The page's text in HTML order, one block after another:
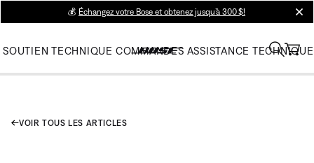
💰 Échangez votre Bose et obtenez jusqu’à 300 $!
SOUTIEN TECHNIQUE COMMANDES ASSISTANCE TECHNIQUE
VOIR TOUS LES ARTICLES